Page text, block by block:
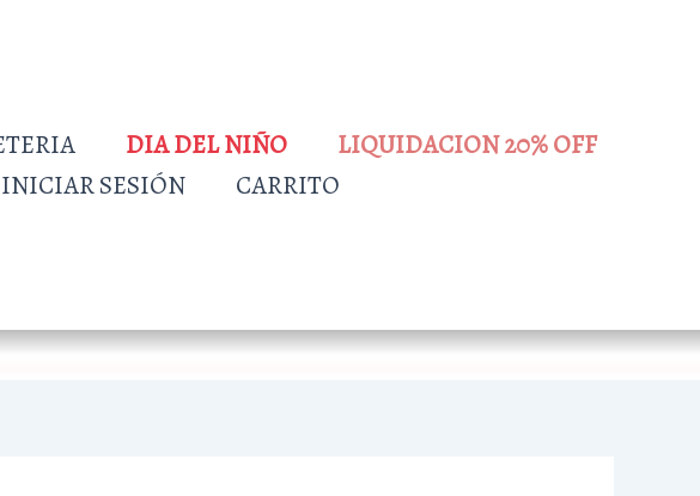
DIA DEL NIÑO
LIQUIDACION 20% OFF
INICIAR SESIÓN CARRITO